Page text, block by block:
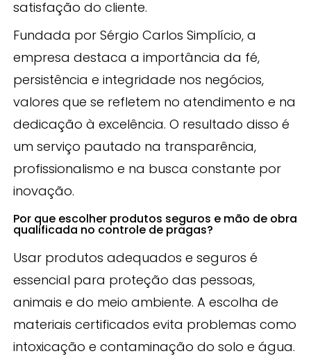
satisfação do cliente.
Fundada por Sérgio Carlos Simplício, a
empresa destaca a importância da fé,
persistência e integridade nos negócios,
valores que se refletem no atendimento e na
dedicação à excelência. O resultado disso é
um serviço pautado na transparência,
profissionalismo e na busca constante por
inovação.
Por que escolher produtos seguros e mão de obra
qualificada no controle de pragas?
Usar produtos adequados e seguros é
essencial para proteção das pessoas,
animais e do meio ambiente. A escolha de
materiais certificados evita problemas como
intoxicação e contaminação do solo e água.